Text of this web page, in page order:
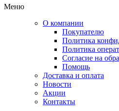
Меню
О компании
Покупателю
Политика
Политика
Согласие на
Помощь
Доставка и оплата
Новости
Акции
Контакты